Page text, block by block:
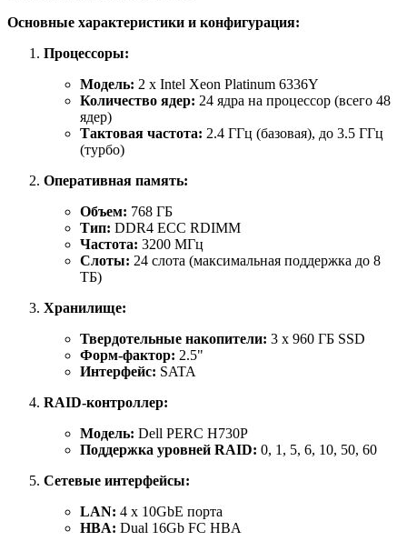
Основные характеристики и конфигурация:
Процессоры:
Модель: 2 x Intel Xeon Platinum 6336Y
Количество ядер: 24 ядра на процессор (всего 48
ядер)
Тактовая частота: 2.4 ГГц (базовая), до 3.5 ГГц
(турбо)
Оперативная память:
Объем: 768 ГБ
Тип: DDR4 ECC RDIMM
Частота: 3200 МГц
Слоты: 24 слота (максимальная поддержка до 8
ТБ)
Хранилище:
Твердотельные накопители: 3 x 960 ГБ SSD
Форм-фактор: 2.5"
Интерфейс: SATA
RAID-контроллер:
Модель: Dell PERC H730P
Поддержка уровней RAID: 0, 1, 5, 6, 10, 50, 60
Сетевые интерфейсы:
LAN: 4 x 10GbE порта
HBA: Dual 16Gb FC HBA